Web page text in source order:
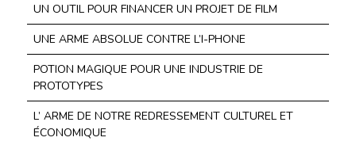
UN OUTIL POUR FINANCER UN PROJET DE FILM
UNE ARME ABSOLUE CONTRE L’I-PHONE
POTION MAGIQUE POUR UNE INDUSTRIE DE
PROTOTYPES
L’ ARME DE NOTRE REDRESSEMENT CULTUREL ET
ÉCONOMIQUE